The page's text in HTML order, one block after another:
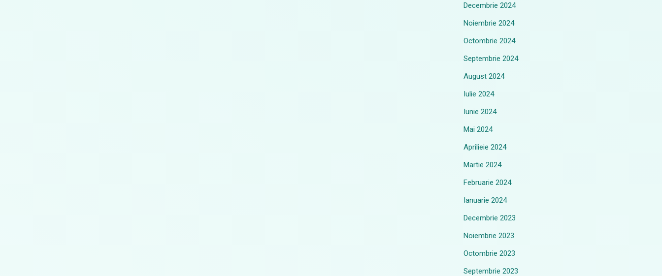
Decembrie 2024
Noiembrie 2024
Octombrie 2024
Septembrie 2024
August 2024
Iulie 2024
Iunie 2024
Mai 2024
Aprilieie 2024
Martie 2024
Februarie 2024
Ianuarie 2024
Decembrie 2023
Noiembrie 2023
Octombrie 2023
Septembrie 2023